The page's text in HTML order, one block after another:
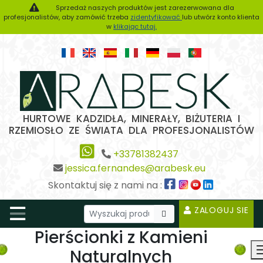
Sprzedaż naszych produktów jest zarezerwowana dla
profesjonalistów, aby zamówić trzeba zidentyfikować lub utwórz konto klienta
w klikając tutaj.
HURTOWE KADZIDŁA, MINERAŁY, BIŻUTERIA I
RZEMIOSŁO ZE ŚWIATA DLA PROFESJONALISTÓW
+33781382437
jessica.fernandes@arabesk.eu
Skontaktuj się z nami na :
ZALOGUJ SIE
Pierścionki z Kamieni
Naturalnych